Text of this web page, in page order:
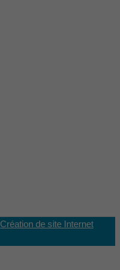
Création de site Internet